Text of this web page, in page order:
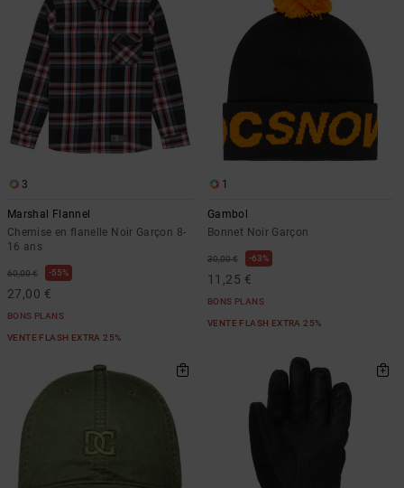
3
Marshal Flannel
Chemise en flanelle Noir Garçon 8-
16 ans
60,00 € 55%
27,00 €
BONS PLANS
VENTE FLASH EXTRA 25%
1
Gambol
Bonnet Noir Garçon
30,00 € 63%
11,25 €
BONS PLANS
VENTE FLASH EXTRA 25%